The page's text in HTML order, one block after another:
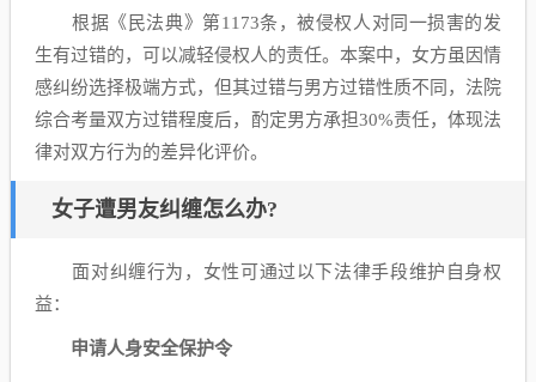
根据《民法典》第1173条，被侵权人对同一损害的发
生有过错的，可以减轻侵权人的责任。本案中，女方虽因情
感纠纷选择极端方式，但其过错与男方过错性质不同，法院
综合考量双方过错程度后，酌定男方承担30%责任，体现法
律对双方行为的差异化评价。
女子遭男友纠缠怎么办?
面对纠缠行为，女性可通过以下法律手段维护自身权
益：
申请人身安全保护令